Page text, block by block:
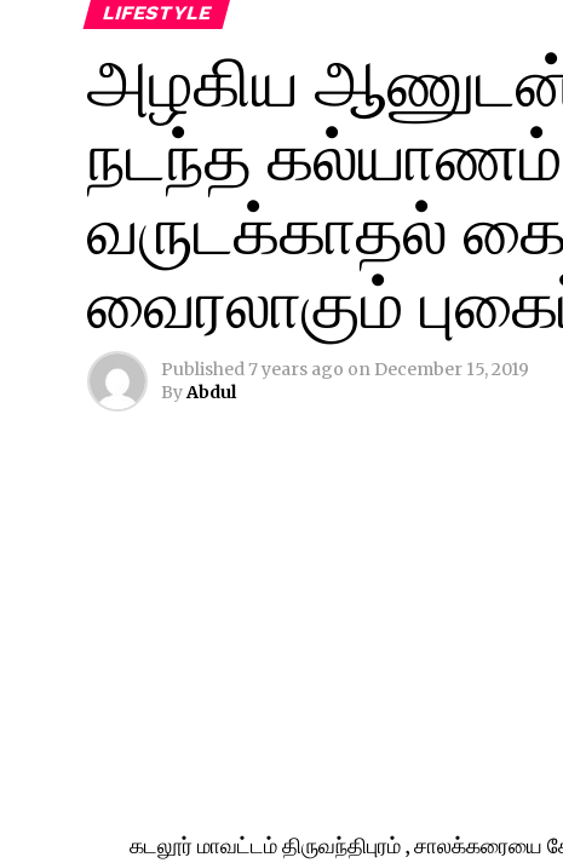
LIFESTYLE
அழகிய ஆணுடன்
நடந்த கல்யாணம்
வருடக்காதல்
வைரலாகும்
Published7 years ago on December 15, 2019
ByAbdul
கடலூர் மாவட்டம் திருவந்திபுரம் ,